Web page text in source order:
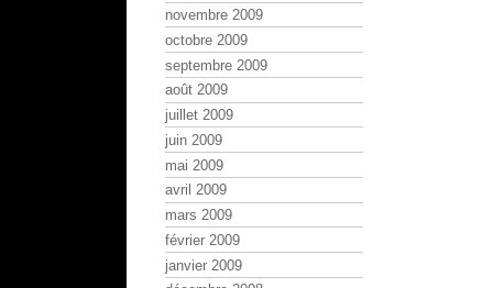
novembre 2009
octobre 2009
septembre 2009
août 2009
juillet 2009
juin 2009
mai 2009
avril 2009
mars 2009
février 2009
janvier 2009